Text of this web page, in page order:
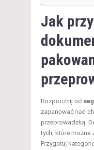
Jak
Rozpocznij od
zapanować nad
przeprowadzką.
tych, które można
Przygotuj